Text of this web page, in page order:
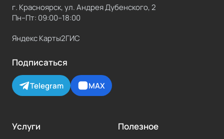
г. Красноярск, ул. Андрея Дубенского, 2
Пн–Пт: 09:00–18:00
Яндекс Карты2ГИС
Подписаться
Telegram MAX
Услуги Полезное